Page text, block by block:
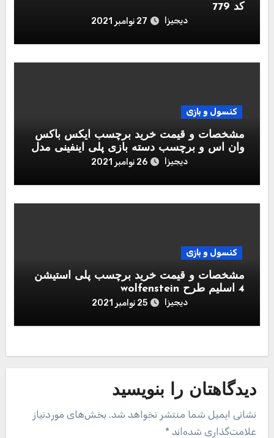
کد 779
دیجیزا 27 نوامبر 2021
کنسول و بازی
مشخصات و قیمت خرید برچسب ایکس باکس
وان اس و برچسب دسته بازی پلی اینفینی مدل
Call of Duty Black Ops Cold War
دیجیزا 26 نوامبر 2021
کنسول و بازی
مشخصات و قیمت خرید برچسب پلی استیشن
4 اسلیم طرح wolfenstein
دیجیزا 25 نوامبر 2021
دیدگاهتان را بنویسید
نشانی ایمیل شما منتشر نخواهد شد. بخش‌های موردنیاز
علامت‌گذاری شده‌اند *